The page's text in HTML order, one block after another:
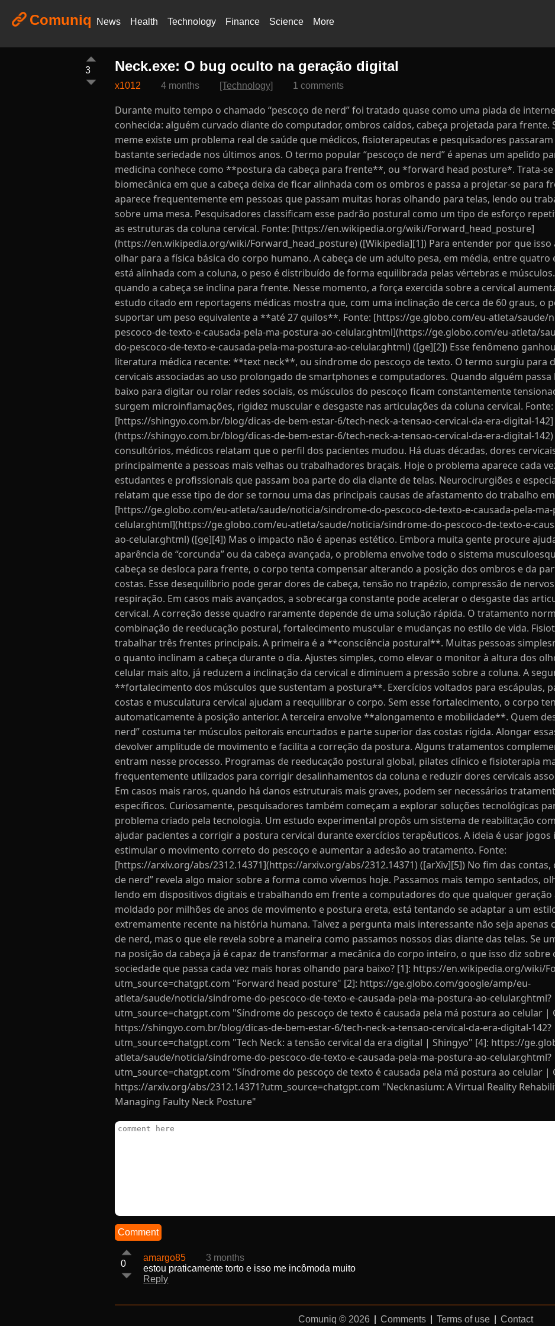
Comuniq News Health Technology Finance Science More
3 Neck.exe: O bug oculto na geração digital
x1012 4 months [Technology] 1 comments
Durante muito tempo o chamado “pescoço de nerd” foi tratado quase como uma piada de
conhecida: alguém curvado diante do computador, ombros caídos, cabeça projetada para frente.
meme existe um problema real de saúde que médicos, fisioterapeutas e pesquisadores
bastante seriedade nos últimos anos. O termo popular “pescoço de nerd” é apenas um apelido
medicina conhece como **postura da cabeça para frente**, ou *forward head posture*. Trata-se
biomecânica em que a cabeça deixa de ficar alinhada com os ombros e passa a projetar-se para
aparece frequentemente em pessoas que passam muitas horas olhando para telas, lendo ou
sobre uma mesa. Pesquisadores classificam esse padrão postural como um tipo de esforço
as estruturas da coluna cervical. Fonte: [https://en.wikipedia.org/wiki/Forward_head_posture]
(https://en.wikipedia.org/wiki/Forward_head_posture) ([Wikipedia][1]) Para entender por que isso
olhar para a física básica do corpo humano. A cabeça de um adulto pesa, em média, entre quatro
está alinhada com a coluna, o peso é distribuído de forma equilibrada pelas vértebras e
quando a cabeça se inclina para frente. Nesse momento, a força exercida sobre a cervical
estudo citado em reportagens médicas mostra que, com uma inclinação de cerca de 60 graus, o
suportar um peso equivalente a **até 27 quilos**. Fonte: [https://ge.globo.com/eu-atleta/saude/
pescoco-de-texto-e-causada-pela-ma-postura-ao-celular.ghtml](https://ge.globo.com/eu-atleta/
do-pescoco-de-texto-e-causada-pela-ma-postura-ao-celular.ghtml) ([ge][2]) Esse fenômeno
literatura médica recente: **text neck**, ou síndrome do pescoço de texto. O termo surgiu para
cervicais associadas ao uso prolongado de smartphones e computadores. Quando alguém
baixo para digitar ou rolar redes sociais, os músculos do pescoço ficam constantemente
surgem microinflamações, rigidez muscular e desgaste nas articulações da coluna cervical. Fonte:
[https://shingyo.com.br/blog/dicas-de-bem-estar-6/tech-neck-a-tensao-cervical-da-era-digital-142]
(https://shingyo.com.br/blog/dicas-de-bem-estar-6/tech-neck-a-tensao-cervical-da-era-digital-142)
consultórios, médicos relatam que o perfil dos pacientes mudou. Há duas décadas, dores
principalmente a pessoas mais velhas ou trabalhadores braçais. Hoje o problema aparece cada
estudantes e profissionais que passam boa parte do dia diante de telas. Neurocirurgiões e
relatam que esse tipo de dor se tornou uma das principais causas de afastamento do trabalho
[https://ge.globo.com/eu-atleta/saude/noticia/sindrome-do-pescoco-de-texto-e-causada-pela-
celular.ghtml](https://ge.globo.com/eu-atleta/saude/noticia/sindrome-do-pescoco-de-texto-e-
ao-celular.ghtml) ([ge][4]) Mas o impacto não é apenas estético. Embora muita gente procure
aparência de “corcunda” ou da cabeça avançada, o problema envolve todo o sistema
cabeça se desloca para frente, o corpo tenta compensar alterando a posição dos ombros e da
costas. Esse desequilíbrio pode gerar dores de cabeça, tensão no trapézio, compressão de
respiração. Em casos mais avançados, a sobrecarga constante pode acelerar o desgaste das
cervical. A correção desse quadro raramente depende de uma solução rápida. O tratamento
combinação de reeducação postural, fortalecimento muscular e mudanças no estilo de vida.
trabalhar três frentes principais. A primeira é a **consciência postural**. Muitas pessoas
o quanto inclinam a cabeça durante o dia. Ajustes simples, como elevar o monitor à altura dos
celular mais alto, já reduzem a inclinação da cervical e diminuem a pressão sobre a coluna. A
**fortalecimento dos músculos que sustentam a postura**. Exercícios voltados para escápulas,
costas e musculatura cervical ajudam a reequilibrar o corpo. Sem esse fortalecimento, o corpo
automaticamente à posição anterior. A terceira envolve **alongamento e mobilidade**. Quem
nerd” costuma ter músculos peitorais encurtados e parte superior das costas rígida. Alongar
devolver amplitude de movimento e facilita a correção da postura. Alguns tratamentos
entram nesse processo. Programas de reeducação postural global, pilates clínico e fisioterapia
frequentemente utilizados para corrigir desalinhamentos da coluna e reduzir dores cervicais
Em casos mais raros, quando há danos estruturais mais graves, podem ser necessários
específicos. Curiosamente, pesquisadores também começam a explorar soluções tecnológicas
problema criado pela tecnologia. Um estudo experimental propôs um sistema de reabilitação
ajudar pacientes a corrigir a postura cervical durante exercícios terapêuticos. A ideia é usar
estimular o movimento correto do pescoço e aumentar a adesão ao tratamento. Fonte:
[https://arxiv.org/abs/2312.14371](https://arxiv.org/abs/2312.14371) ([arXiv][5]) No fim das contas,
de nerd” revela algo maior sobre a forma como vivemos hoje. Passamos mais tempo sentados,
lendo em dispositivos digitais e trabalhando em frente a computadores do que qualquer geração
moldado por milhões de anos de movimento e postura ereta, está tentando se adaptar a um
extremamente recente na história humana. Talvez a pergunta mais interessante não seja apenas
de nerd, mas o que ele revela sobre a maneira como passamos nossos dias diante das telas. Se
na posição da cabeça já é capaz de transformar a mecânica do corpo inteiro, o que isso diz
sociedade que passa cada vez mais horas olhando para baixo? [1]: https://en.wikipedia.org/wiki/
utm_source=chatgpt.com "Forward head posture" [2]: https://ge.globo.com/google/amp/eu-
atleta/saude/noticia/sindrome-do-pescoco-de-texto-e-causada-pela-ma-postura-ao-celular.ghtml?
utm_source=chatgpt.com "Síndrome do pescoço de texto é causada pela má postura ao celular |
https://shingyo.com.br/blog/dicas-de-bem-estar-6/tech-neck-a-tensao-cervical-da-era-digital-142?
utm_source=chatgpt.com "Tech Neck: a tensão cervical da era digital | Shingyo" [4]: https://
atleta/saude/noticia/sindrome-do-pescoco-de-texto-e-causada-pela-ma-postura-ao-celular.ghtml?
utm_source=chatgpt.com "Síndrome do pescoço de texto é causada pela má postura ao celular |
https://arxiv.org/abs/2312.14371?utm_source=chatgpt.com "Necknasium: A Virtual Reality
Managing Faulty Neck Posture"
Comment
0
amargo85
3 months
estou praticamente torto e isso me incômoda muito
Reply
Comuniq © 2026 Comments Terms of use Contact